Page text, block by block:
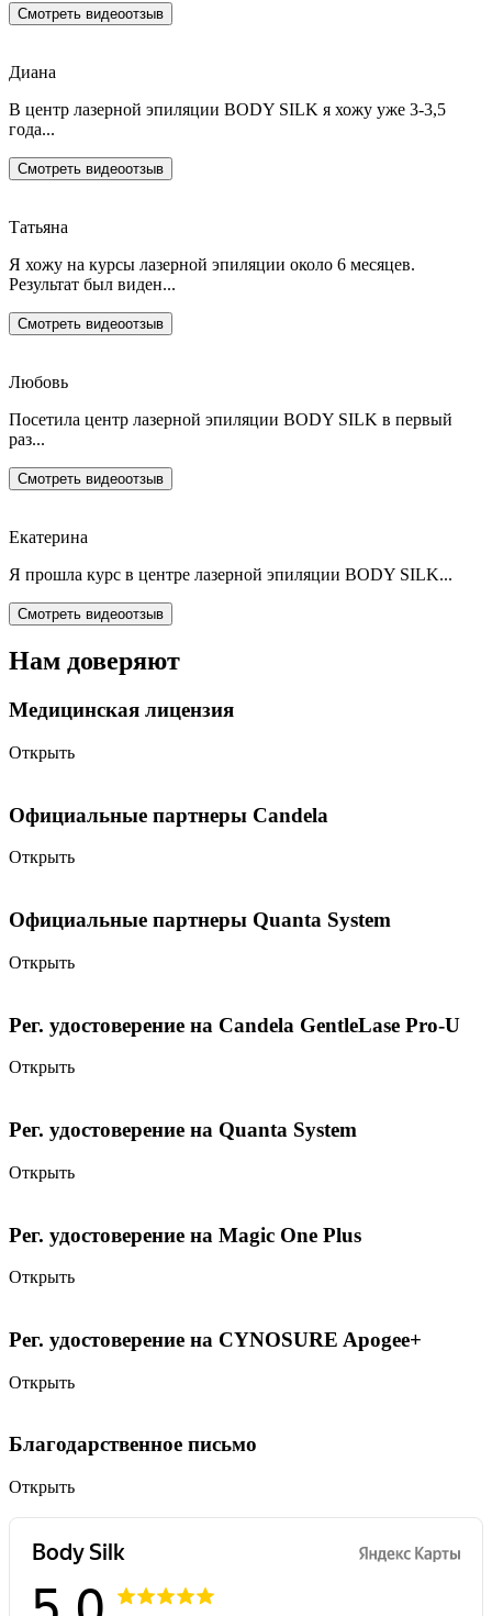
Смотреть видеоотзыв
Диана
В центр лазерной эпиляции BODY SILK я хожу уже 3-3,5
года...
Смотреть видеоотзыв
Татьяна
Я хожу на курсы лазерной эпиляции около 6 месяцев.
Результат был виден...
Смотреть видеоотзыв
Любовь
Посетила центр лазерной эпиляции BODY SILK в первый
раз...
Смотреть видеоотзыв
Екатерина
Я прошла курс в центре лазерной эпиляции BODY SILK...
Смотреть видеоотзыв
Нам доверяют
Медицинская лицензия
Открыть
Официальные партнеры Candela
Открыть
Официальные партнеры Quanta System
Открыть
Рег. удостоверение на Candela GentleLase Pro-U
Открыть
Рег. удостоверение на Quanta System
Открыть
Рег. удостоверение на Magic One Plus
Открыть
Рег. удостоверение на CYNOSURE Apogee+
Открыть
Благодарственное письмо
Открыть